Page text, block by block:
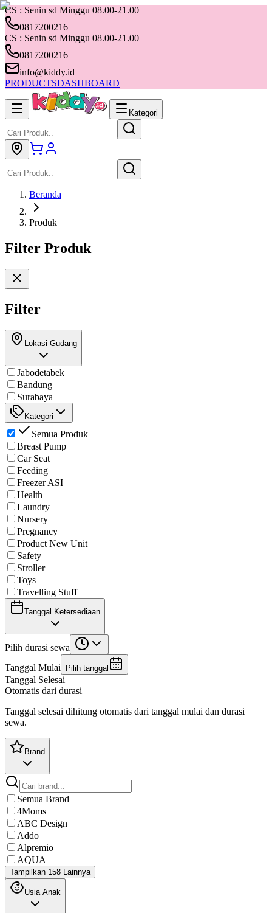
CS : Senin sd Minggu 08.00-21.00
0817200216
CS : Senin sd Minggu 08.00-21.00
0817200216
info@kiddy.id
PRODUCTSDASHBOARD
Kategori
Beranda
Produk
Filter Produk
Filter
Lokasi Gudang
Jabodetabek
Bandung
Surabaya
Kategori
Semua Produk
Breast Pump
Car Seat
Feeding
Freezer ASI
Health
Laundry
Nursery
Pregnancy
Product New Unit
Safety
Stroller
Toys
Travelling Stuff
Tanggal Ketersediaan
Pilih durasi sewa
Tanggal Mulai
Pilih tanggal
Tanggal Selesai
Otomatis dari durasi
Tanggal selesai dihitung otomatis dari tanggal mulai dan durasi
sewa.
Brand
Semua Brand
4Moms
ABC Design
Addo
Alpremio
AQUA
Tampilkan 158 Lainnya
Usia Anak